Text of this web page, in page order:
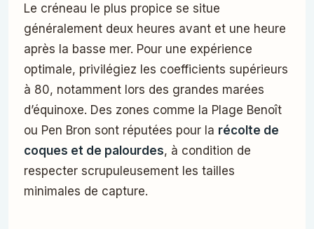
Le créneau le plus propice se situe
généralement deux heures avant et une heure
après la basse mer. Pour une expérience
optimale, privilégiez les coefficients supérieurs
à 80, notamment lors des grandes marées
d’équinoxe. Des zones comme la Plage Benoît
ou Pen Bron sont réputées pour la récolte de
coques et de palourdes, à condition de
respecter scrupuleusement les tailles
minimales de capture.